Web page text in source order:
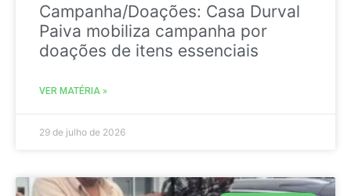
Campanha/Doações: Casa Durval
Paiva mobiliza campanha por
doações de itens essenciais
VER MATÉRIA »
29 de julho de 2026